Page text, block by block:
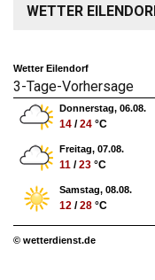
WETTER
Wetter Eilendorf
3-Tage-Vorhersage
Donnerstag, 06.08.
14 /24 °C
Freitag, 07.08.
11 /23 °C
Samstag, 08.08.
12 /28 °C
© wetterdienst.de